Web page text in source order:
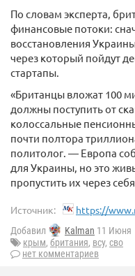
По словам эксперта,
финансовые потоки:
восстановления
через который пойдут
стартапы.
«Британцы вложат 100
должны поступить от
колоссальные
почти полтора
политолог. — Европа
для Украины, но это
пропустить их через
Источник: https://
Добавил Kalman 11 Июня
крым, британия, всу, сво
нет комментариев